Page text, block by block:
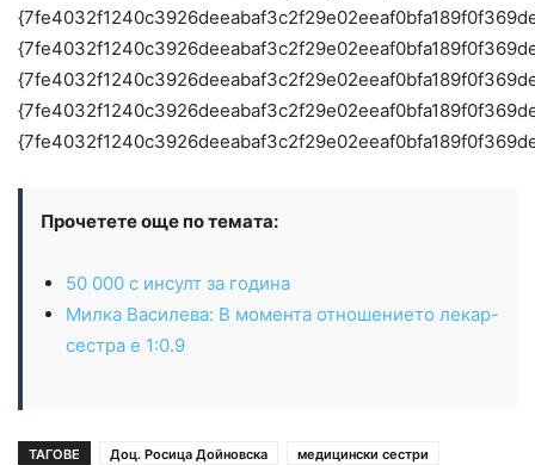
Прочетете още по темата:
50 000 с инсулт за година
Милка Василева: В момента отношението лекар-
сестра е 1:0.9
ТАГОВЕ Доц. Росица Дойновска медицински сестри